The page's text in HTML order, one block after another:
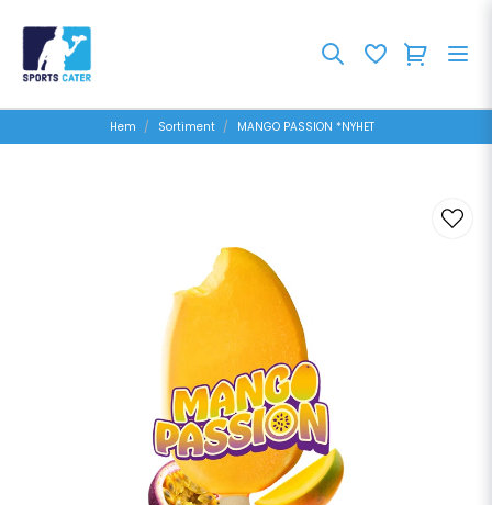
Hem Sortiment MANGO PASSION *NYHET